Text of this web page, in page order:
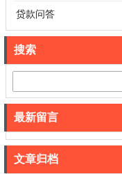
贷款问答
搜索
最新留言
文章归档